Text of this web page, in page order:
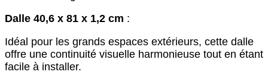
Dalle 40,6 x 81 x 1,2 cm :
Idéal pour les grands espaces extérieurs, cette dalle
offre une continuité visuelle harmonieuse tout en étant
facile à installer.